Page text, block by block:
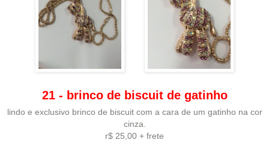
21 - brinco de biscuit de gatinho
lindo e exclusivo brinco de biscuit com a cara de um gatinho na cor
cinza.
r$ 25,00 + frete